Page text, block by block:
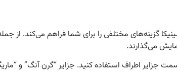
گزینه‌های مختلفی را برای شما فراهم می‌کند. از
می‌گذارند.
جزایر اطراف استفاده کنید. جزایر “گرن آنگ” و